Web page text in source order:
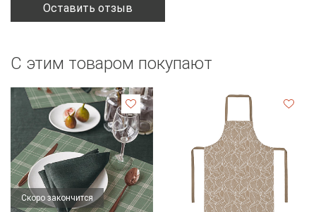
Оставить отзыв
С этим товаром покупают
Скоро закончится